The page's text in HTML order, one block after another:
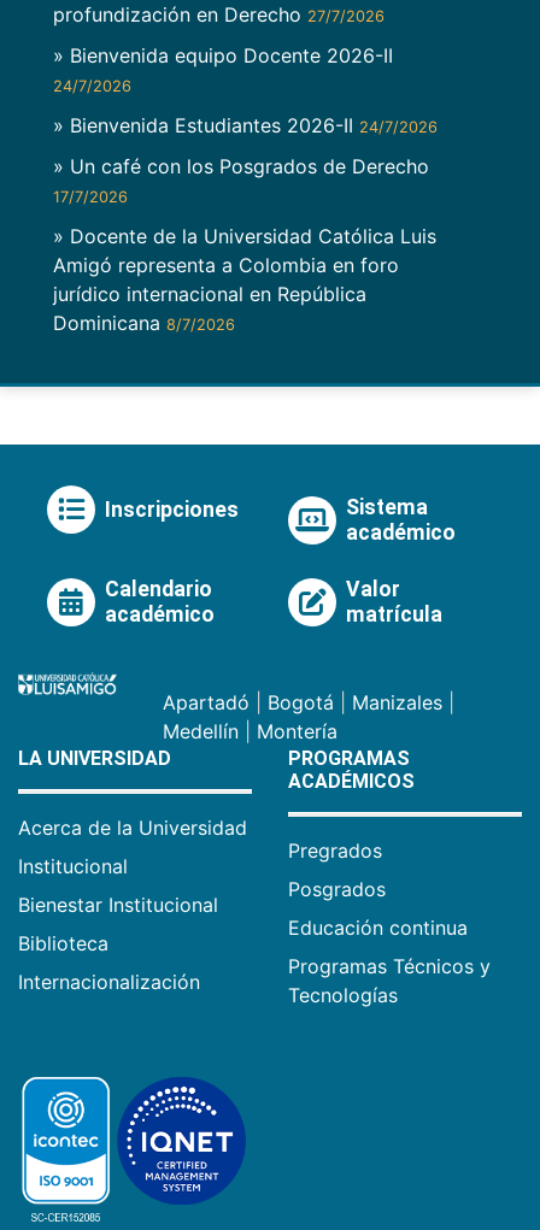
profundización en Derecho 27/7/2026
» Bienvenida equipo Docente 2026-II
24/7/2026
» Bienvenida Estudiantes 2026-II 24/7/2026
» Un café con los Posgrados de Derecho
17/7/2026
» Docente de la Universidad Católica Luis
Amigó representa a Colombia en foro
jurídico internacional en República
Dominicana 8/7/2026
Inscripciones
Sistema
académico
Calendario
académico
Valor
matrícula
Apartadó Bogotá Manizales
Medellín
Montería
LA UNIVERSIDAD
Acerca de la Universidad
Institucional
Bienestar Institucional
Biblioteca
Internacionalización
PROGRAMAS
ACADÉMICOS
Pregrados
Posgrados
Educación continua
Programas Técnicos y
Tecnologías